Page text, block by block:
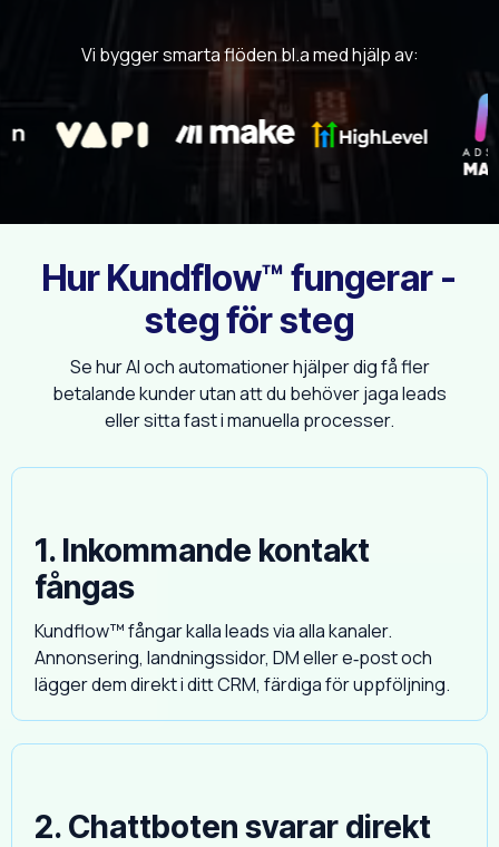
Vi bygger smarta flöden bl.a med hjälp av:
Hur Kundflow™ fungerar -
steg för steg
Se hur AI och automationer hjälper dig få fler
betalande kunder utan att du behöver jaga leads
eller sitta fast i manuella processer.
1. Inkommande kontakt
fångas
Kundflow™ fångar kalla leads via alla kanaler.
Annonsering, landningssidor, DM eller e‑post och
lägger dem direkt i ditt CRM, färdiga för uppföljning.
2. Chattboten svarar direkt